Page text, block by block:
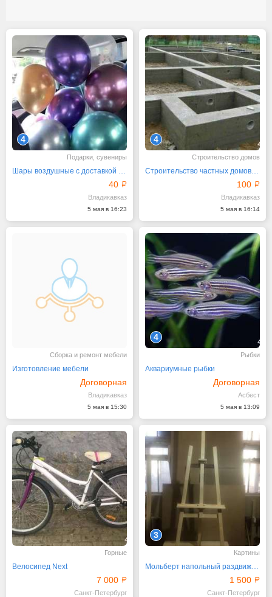
4
Подарки, сувениры
Шары воздушные с доставкой бесплатной от 500р
40
Владикавказ
5 мая в 16:23
4
Строительство домов
Строительство частных домов, котеджей
100
Владикавказ
5 мая в 16:14
Сборка и ремонт мебели
Изготовление мебели
Договорная
Владикавказ
5 мая в 15:30
4
Рыбки
Аквариумные рыбки
Договорная
Асбест
5 мая в 13:09
Горные
Велосипед Next
7 000
Санкт-Петербург
3
Картины
Мольберт напольный раздвижной Mihrom
1 500
Санкт-Петербург